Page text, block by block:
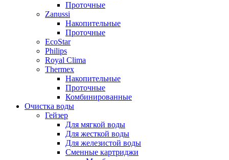
Проточные
Zanussi
Накопительные
Проточные
EcoStar
Philips
Royal Clima
Thermex
Накопительные
Проточные
Комбинированные
Очистка воды
Гейзер
Для мягкой воды
Для жесткой воды
Для железистой воды
Сменные картриджи